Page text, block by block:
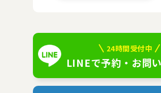
24時間受付中
LINEで予約・お問